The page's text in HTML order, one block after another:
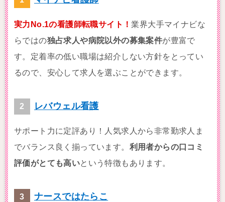
実力No.1の看護師転職サイト！業界大手マイナビな
らではの独占求人や病院以外の募集案件が豊富で
す。定着率の低い職場は紹介しない方針をとってい
るので、安心して求人を選ぶことができます。
レバウェル看護
サポート力に定評あり！人気求人から非常勤求人ま
でバランス良く揃っています。 利用者からの口コミ
評価がとても高いという特徴もあります。
ナースではたらこ